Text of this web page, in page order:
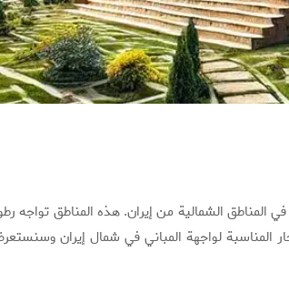
المناطق الشمالية من إيران. هذه المناطق تواجه
المناسبة لواجهة المباني في شمال إيران